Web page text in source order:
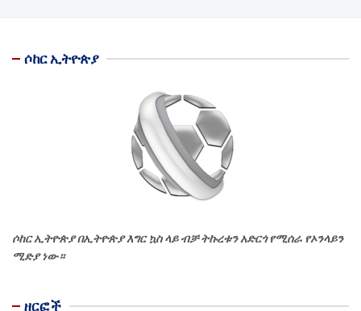
ሶከር ኢትዮጵያ
ሶከር ኢትዮጵያ በኢትዮጵያ እግር ኳስ ላይ ብቻ ትኩረቱን አድርጎ የሚሰራ የኦንላይን
ሚድያ ነው።
ዘርፎች